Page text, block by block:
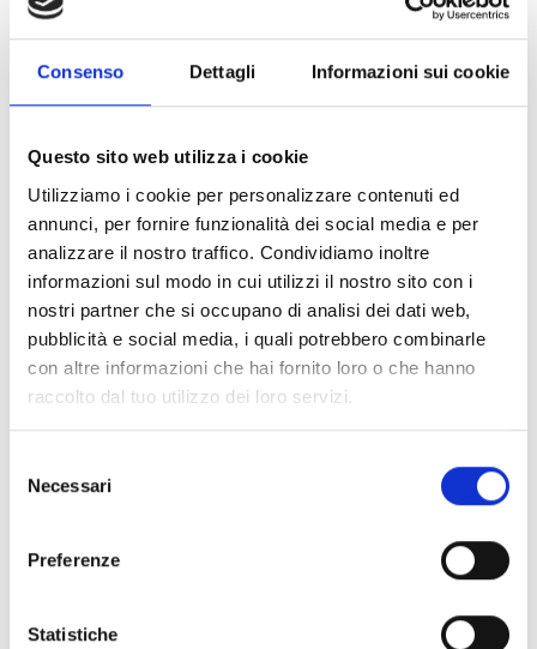
Consenso Dettagli Informazioni sui cookie
Questo sito web utilizza i cookie
Utilizziamo i cookie per personalizzare contenuti ed
annunci, per fornire funzionalità dei social media e per
analizzare il nostro traffico. Condividiamo inoltre
informazioni sul modo in cui utilizzi il nostro sito con i
nostri partner che si occupano di analisi dei dati web,
pubblicità e social media, i quali potrebbero combinarle
con altre informazioni che hai fornito loro o che hanno
raccolto dal tuo utilizzo dei loro servizi.
delNecessari
Preferenze
Statistiche
Accesorios bases EB00 - Materiales(47)
Accesorios para la prueba de detectores - Materiales
Accesorios para detectores Enea - Materiales (35)
Accesorios Senseware
Accesorios de la serie Industrial (17)
Seleccionar todo
Inicia sesión antes de descargar los contenidos con el
iconolock
BUSCAR
BORRAR FILTROS